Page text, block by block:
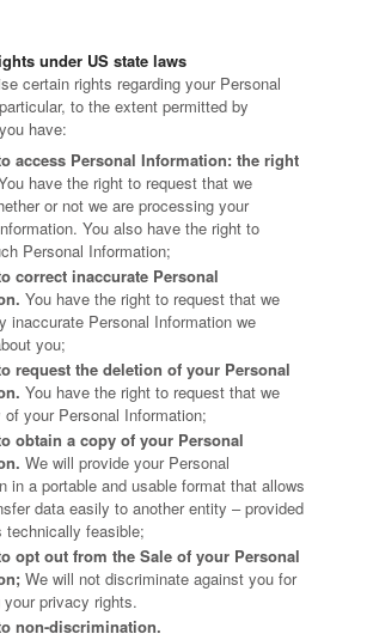
under US state laws
certain rights regarding your Personal
to the extent permitted by
have:
access Personal Information: the right
have the right to request that we
or not we are processing your
You also have the right to
Personal Information;
correct inaccurate Personal
You have the right to request that we
inaccurate Personal Information we
you;
request the deletion of your Personal
You have the right to request that we
of your Personal Information;
obtain a copy of your Personal
We will provide your Personal
in a portable and usable format that allows
data easily to another entity – provided
technically feasible;
opt out from the Sale of your Personal
We will not discriminate against you for
privacy rights.
non-discrimination.